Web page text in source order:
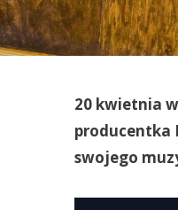
20 kwietnia
producentka
swojego